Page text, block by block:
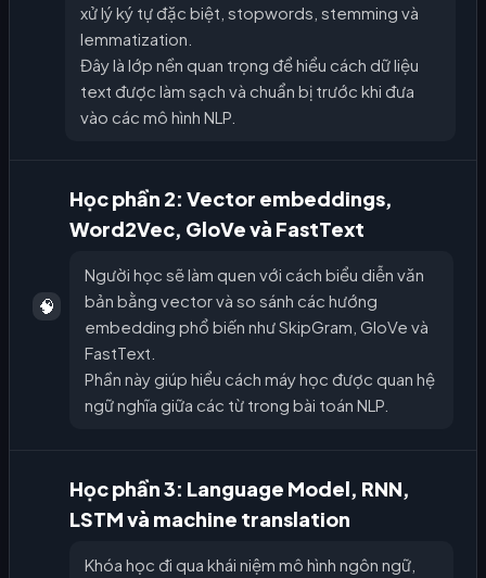
xử lý ký tự đặc biệt, stopwords, stemming và
lemmatization.
Đây là lớp nền quan trọng để hiểu cách dữ liệu
text được làm sạch và chuẩn bị trước khi đưa
vào các mô hình NLP.
🧠
Học phần 2: Vector embeddings,
Word2Vec, GloVe và FastText
Người học sẽ làm quen với cách biểu diễn văn
bản bằng vector và so sánh các hướng
embedding phổ biến như SkipGram, GloVe và
FastText.
Phần này giúp hiểu cách máy học được quan hệ
ngữ nghĩa giữa các từ trong bài toán NLP.
Học phần 3: Language Model, RNN,
LSTM và machine translation
Khóa học đi qua khái niệm mô hình ngôn ngữ,